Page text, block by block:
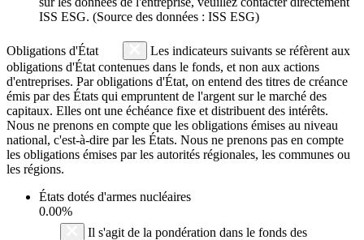
ISS ESG. (Source des données : ISS ESG)
Obligations d'État
Les indicateurs suivants se réfèrent aux
obligations d'État contenues dans le fonds, et non aux actions
d'entreprises. Par obligations d'État, on entend des titres de créance
émis par des États qui empruntent de l'argent sur le marché des
capitaux. Elles ont une échéance fixe et distribuent des intérêts.
Nous ne prenons en compte que les obligations émises au niveau
national, c'est-à-dire par les États. Nous ne prenons pas en compte
les obligations émises par les autorités régionales, les communes ou
les régions.
États dotés d'armes nucléaires
0.00%
Il s'agit de la pondération dans le fonds des